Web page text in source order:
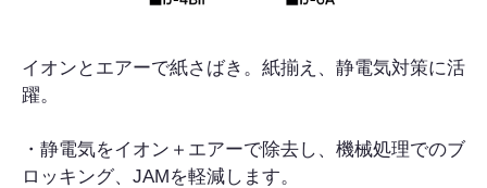
イオンとエアーで紙さばき。紙揃え、静電気対策に活
躍。
・静電気をイオン＋エアーで除去し、機械処理でのブ
ロッキング、JAMを軽減します。